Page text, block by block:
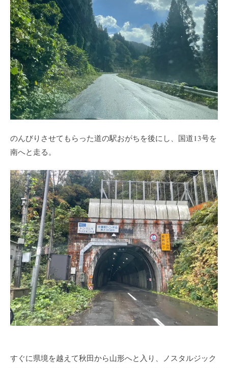
のんびりさせてもらった道の駅おがちを後にし、国道13号を
南へと走る。
すぐに県境を越えて秋田から山形へと入り、ノスタルジック